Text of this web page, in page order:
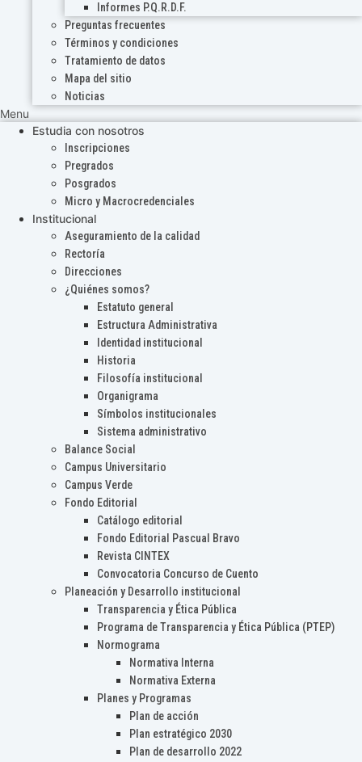
Informes P.Q.R.D.F.
Preguntas frecuentes
Términos y condiciones
Tratamiento de datos
Mapa del sitio
Noticias
Menu
Estudia con nosotros
Inscripciones
Pregrados
Posgrados
Micro y Macrocredenciales
Institucional
Aseguramiento de la calidad
Rectoría
Direcciones
¿Quiénes somos?
Estatuto general
Estructura Administrativa
Identidad institucional
Historia
Filosofía institucional
Organigrama
Símbolos institucionales
Sistema administrativo
Balance Social
Campus Universitario
Campus Verde
Fondo Editorial
Catálogo editorial
Fondo Editorial Pascual Bravo
Revista CINTEX
Convocatoria Concurso de Cuento
Planeación y Desarrollo institucional
Transparencia y Ética Pública
Programa de Transparencia y Ética Pública (PTEP)
Normograma
Normativa Interna
Normativa Externa
Planes y Programas
Plan de acción
Plan estratégico 2030
Plan de desarrollo 2022